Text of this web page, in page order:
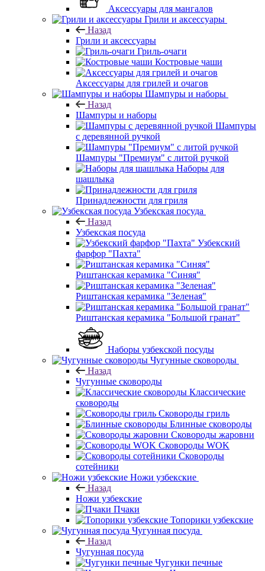
Аксессуары для мангалов
Грили и аксессуары
Назад
Грили и аксессуары
Гриль-очаги
Костровые чаши
Аксессуары для грилей и очагов
Шампуры и наборы
Назад
Шампуры и наборы
Шампуры
с деревянной ручкой
Шампуры "Премиум" с литой ручкой
Наборы для
шашлыка
Принадлежности для гриля
Узбекская посуда
Назад
Узбекская посуда
Узбекский
фарфор "Пахта"
Риштанская керамика "Синяя"
Риштанская керамика "Зеленая"
Риштанская керамика "Большой гранат"
Наборы узбекской посуды
Чугунные сковороды
Назад
Чугунные сковороды
Классические
сковороды
Сковороды гриль
Блинные сковороды
Сковороды жаровни
Сковороды WOK
Сковороды
сотейники
Ножи узбекские
Назад
Ножи узбекские
Пчаки
Топорики узбекские
Чугунная посуда
Назад
Чугунная посуда
Чугунки печные